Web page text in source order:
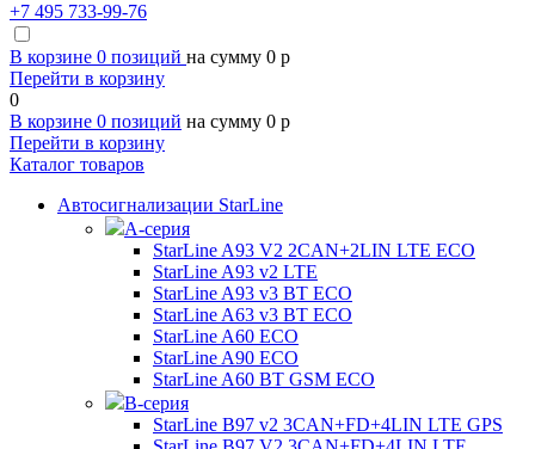
+7 495 733-99-76
В корзине 0 позиций на сумму 0 p
Перейти в корзину
0
В корзине 0 позиций на сумму 0 p
Перейти в корзину
Каталог товаров
Автосигнализации StarLine
А-серия
StarLine A93 V2 2CAN+2LIN LTE ECO
StarLine A93 v2 LTE
StarLine A93 v3 BT ECO
StarLine A63 v3 BT ECO
StarLine A60 ECO
StarLine A90 ECO
StarLine A60 BT GSM ECO
B-серия
StarLine B97 v2 3CAN+FD+4LIN LTE GPS